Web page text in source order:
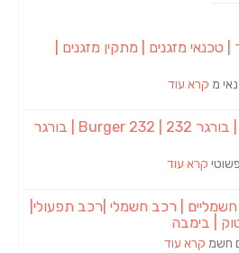
| טכנאי מזגנים | מתקין מזגנים |
מקרא עוד
בורגר באשכול | בורגר 232 | Burger 232 | בורגר
קרא עוד
| רכב חשמלי |רכב תפעולי|
| בימבה
קרא עוד